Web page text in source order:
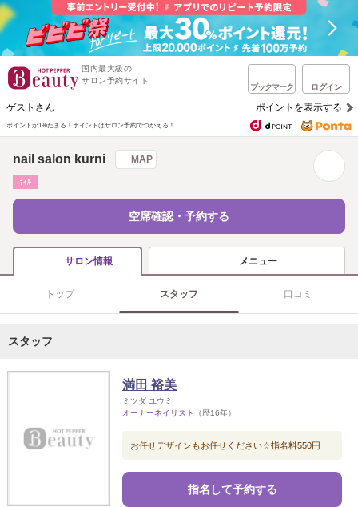
国内最大級の
サロン予約サイト
ブックマーク ログイン
ゲストさん ポイントを表示する
ポイントが1%たまる！ ポイントはサロン予約でつかえる！
nail salon kurni MAP
ﾈｲﾙ
空席確認・予約する
サロン情報 メニュー
トップ スタッフ 口コミ
スタッフ
満田 裕美
ミツダ ユウミ
オーナーネイリスト
（歴16年）
お任せデザインもお任せください☆指名料550円
指名して予約する